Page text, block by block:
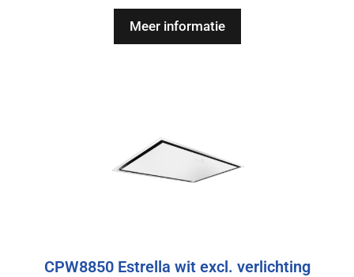
5
Meer informatie
CPW8850 Estrella wit excl. verlichting